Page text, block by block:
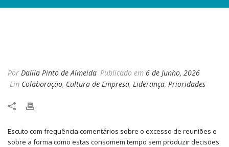
Por Dalila Pinto de Almeida Publicado em 6 de Junho, 2026
Em Colaboração, Cultura de Empresa, Liderança, Prioridades
Escuto com frequência comentários sobre o excesso de reuniões e
sobre a forma como estas consomem tempo sem produzir decisões